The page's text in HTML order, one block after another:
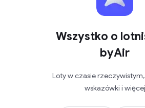
Wszystko o
byAir
Loty w czasie
wskazówki i więcej